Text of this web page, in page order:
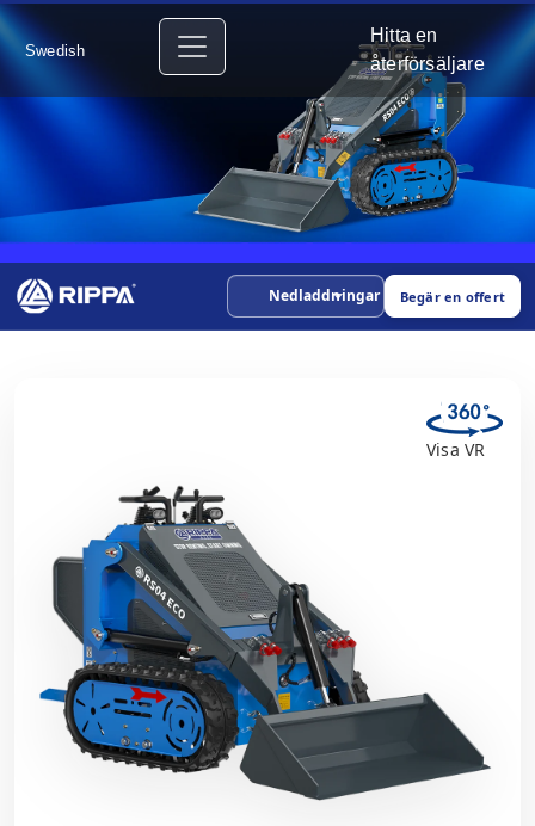
Swedish
Hitta en
återförsäljare
Nedladdningar Begär en offert
Visa VR